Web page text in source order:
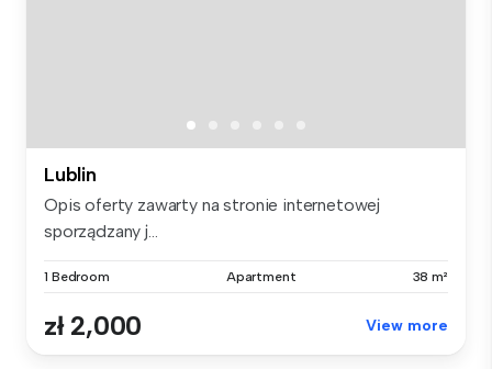
Lublin
Opis oferty zawarty na stronie internetowej
sporządzany j...
1 Bedroom Apartment 38 m²
zł 2,000 View more